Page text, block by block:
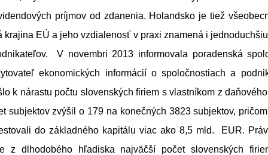
príjmov od zdanenia. Holandsko je tiež
krajina EÚ a jeho vzdialenosť v praxi znamená i
V novembri 2013 informovala poradenská
ekonomických informácií o spoločnostiach a
k nárastu počtu slovenských firiem s vlastníkom z
subjektov zvýšil o 179 na konečných 3823 subjektov,
do základného kapitálu viac ako 8,5 mld. EUR.
z dlhodobého hľadiska najväčší počet slovenských